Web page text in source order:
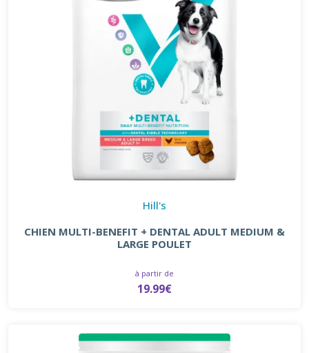
Hill's
CHIEN MULTI-BENEFIT + DENTAL ADULT MEDIUM &
LARGE POULET
à partir de
19.99€